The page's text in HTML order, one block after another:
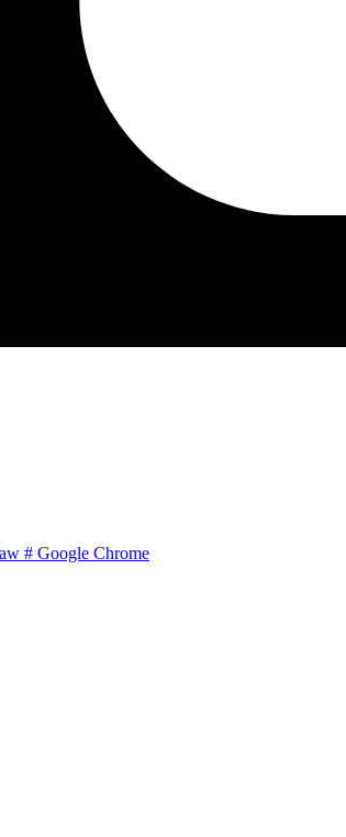
# Google Chrome